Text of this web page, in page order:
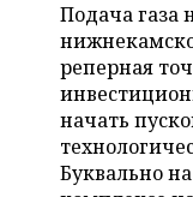
ВОЛЕЙБОЛ
КИБЕРСПОРТ
ФИГУРНОЕ
ВОДНЫЕ ВИДЫ
ИСТОРИЯ
КУЛЬТУРА
МЕДИЦИНА
ОБРАЗОВАНИЕ
СПИСОК ПЕРСОН
СПИСОК
ПОЛНАЯ ВЕРСИЯ
Подача газа
реперная
начать
Буквально